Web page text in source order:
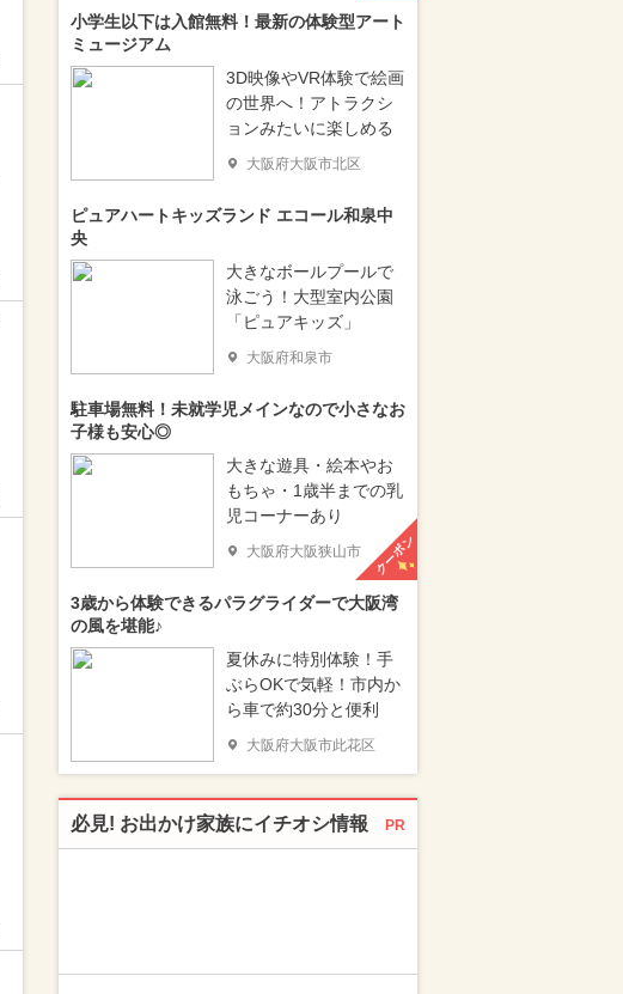
小学生以下は入館無料！最新の体験型アート
ミュージアム
3D映像やVR体験で絵画
の世界へ！アトラクシ
ョンみたいに楽しめる
大阪府大阪市北区
ピュアハートキッズランド エコール和泉中
央
大きなボールプールで
泳ごう！大型室内公園
「ピュアキッズ」
大阪府和泉市
駐車場無料！未就学児メインなので小さなお
子様も安心◎
大きな遊具・絵本やお
もちゃ・1歳半までの乳
児コーナーあり
大阪府大阪狭山市 クーポン
3歳から体験できるパラグライダーで大阪湾
の風を堪能♪
夏休みに特別体験！手
ぶらOKで気軽！市内か
ら車で約30分と便利
大阪府大阪市此花区
必見! お出かけ家族にイチオシ情報 PR